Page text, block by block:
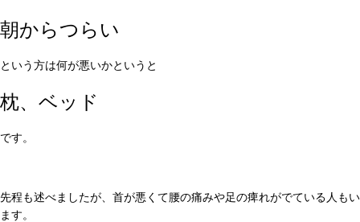
朝からつらい
という方は何が悪いかというと
枕、ベッド
です。
先程も述べましたが、首が悪くて腰の痛みや足の痺れがでている人もい
ます。